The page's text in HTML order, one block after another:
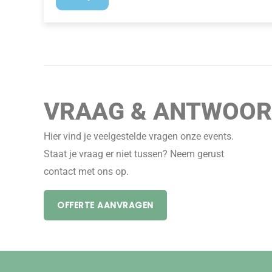
VRAAG &
Hier vind je veelgestelde vragen onze events.
Staat je vraag er niet tussen? Neem gerust
contact met ons op.
OFFERTE AANVRAGEN